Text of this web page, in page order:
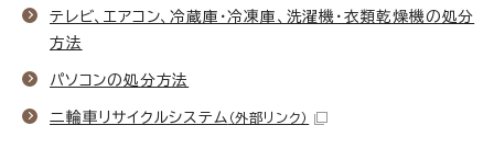
テレビ、エアコン、冷蔵庫・冷凍庫、洗濯機・衣類乾燥機の処分
方法
パソコンの処分方法
二輪車リサイクルシステム （外部リンク）